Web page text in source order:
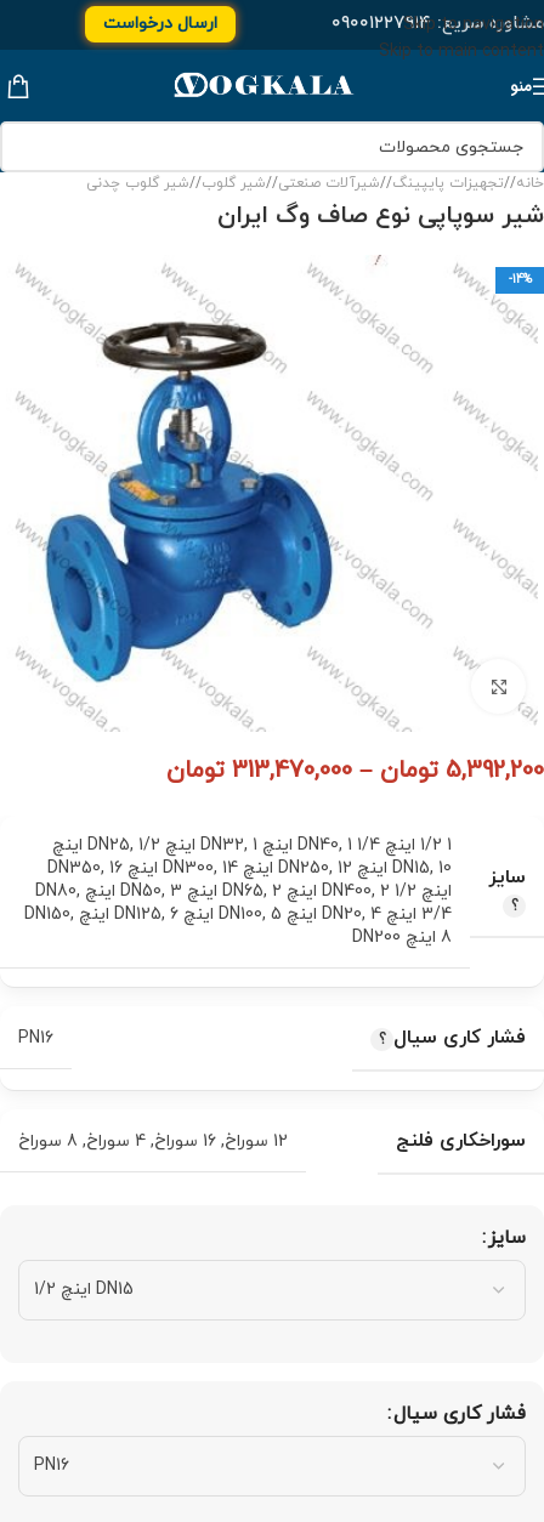
Skip to navigation
Skip to main content
مشاوره سریع:۰۹۰۰۱۲۲۷۹۱۴ ارسال درخواست
منو
خانه/ تجهیزات پایپینگ/ شیرآلات صنعتی/ شیر گلوب/ شیر گلوب چدنی
شیر سوپاپی نوع صاف وگ ایران
-14%
برای بزرگنمایی کلیک کنید
5,392,200 تومان –
313,470,000 تومان
سایز
1 1/2 اینچ DN40 , 1 1/4 اینچ DN32 , 1 اینچ DN25 ,
1/2 اینچ
DN15, 10 اینچ DN250 , 12 اینچ DN300 , 14 اینچ DN350 , 16
اینچ DN400
, 2 1/2 اینچ DN65 , 2 اینچ DN50 , 3 اینچ DN80
,
3/4 اینچ DN20
, 4 اینچ DN100 , 5 اینچ DN125 , 6 اینچ DN150
,
8 اینچ DN200
فشار کاری سیال PN16
سوراخکاری فلنج 12 سوراخ , 16 سوراخ , 4 سوراخ , 8 سوراخ
سایز
فشار کاری سیال